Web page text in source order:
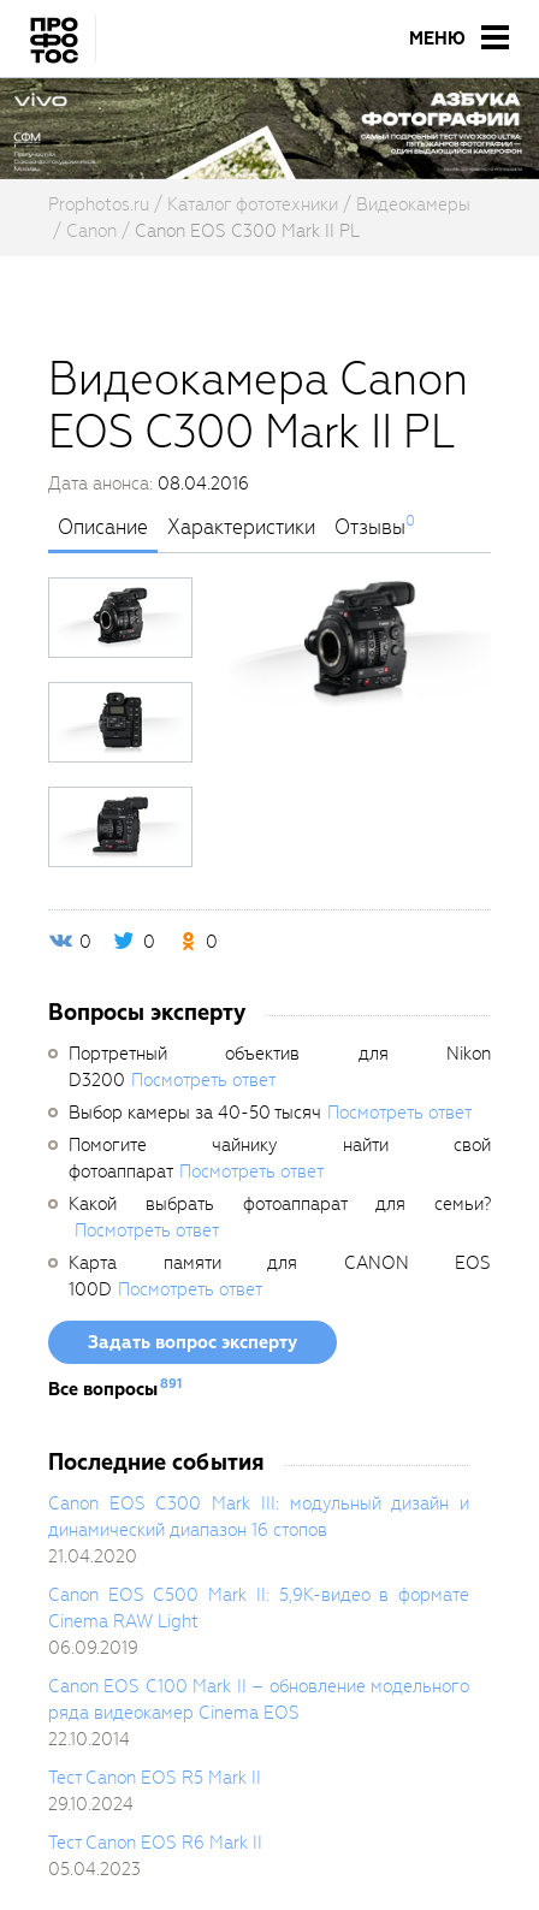
МЕНЮ
Prophotos.ru Каталог фототехники
Видеокамеры
Canon
Canon EOS C300 Mark II PL
Видеокамера Canon
EOS C300 Mark II PL
Дата анонса: 08.04.2016
Описание Характеристики Отзывы0
0 0 0
Вопросы эксперту
Портретный объектив для Nikon
D3200 Посмотреть ответ
Выбор камеры за 40-50 тысяч Посмотреть ответ
Помогите чайнику найти свой
фотоаппарат Посмотреть ответ
Какой выбрать фотоаппарат для семьи?
Посмотреть ответ
Карта памяти для CANON EOS
100D Посмотреть ответ
Задать вопрос эксперту
Все вопросы891
Последние события
Canon EOS C300 Mark III: модульный дизайн и
динамический диапазон 16 стопов
21.04.2020
Canon EOS C500 Mark II: 5,9K-видео в формате
Cinema RAW Light
06.09.2019
Canon EOS C100 Mark II – обновление модельного
ряда видеокамер Cinema EOS
22.10.2014
Тест Canon EOS R5 Mark II
29.10.2024
Тест Canon EOS R6 Mark II
05.04.2023